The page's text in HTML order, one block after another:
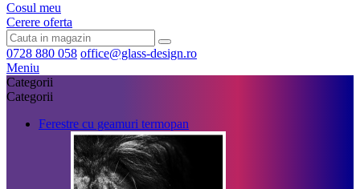
Cosul meu
Cerere oferta
0728 880 058 office@glass-design.ro
Meniu
Categorii
Categorii
Ferestre cu geamuri termopan